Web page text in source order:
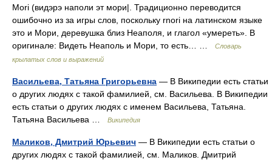
Mori (видэрэ наполи эт мори|. Традиционно переводится
ошибочно из за игры слов, поскольку rnori на латинском языке
это и Мори, деревушка близ Неаполя, и глагол «умереть». В
оригинале: Видеть Неаполь и Мори, то есть… …
Словарь
крылатых слов и выражений
Васильева, Татьяна Григорьевна — В Википедии есть статьи
о других людях с такой фамилией, см. Васильева. В Википедии
есть статьи о других людях с именем Васильева, Татьяна.
Татьяна Васильева …
Википедия
Маликов, Дмитрий Юрьевич — В Википедии есть статьи о
других людях с такой фамилией, см. Маликов. Дмитрий